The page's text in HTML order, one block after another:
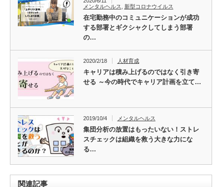
メンタルヘルス
新型コロナウイルス
在宅勤務中のコミュニケーションが成功
する部署とギクシャクしてしまう部署
の…
2020/2/18 人材育成
キャリアは積み上げるのではなく引き寄
せる ～今の時代でキャリア計画を立て…
2019/10/4 メンタルヘルス
集団分析の放置はもったいない！ストレ
スチェックは組織を救う大きな力にな
る…
関連記事